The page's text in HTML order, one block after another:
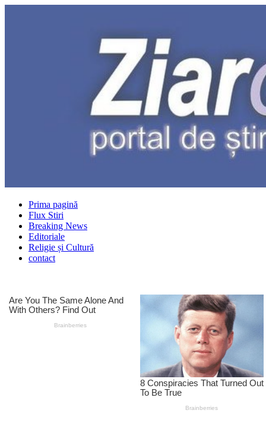
Prima pagină
Flux Stiri
Breaking News
Editoriale
Religie și Cultură
contact